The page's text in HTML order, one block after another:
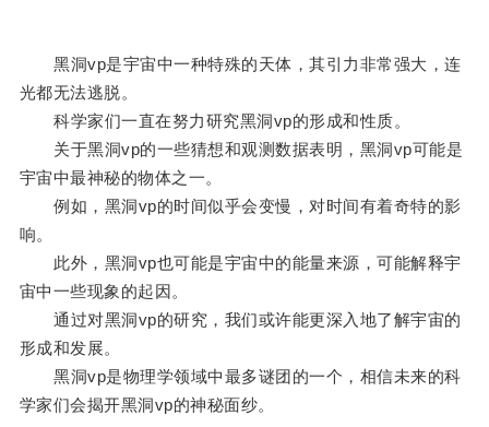
黑洞vp是宇宙中一种特殊的天体，其引力非常强大，连
光都无法逃脱。
科学家们一直在努力研究黑洞vp的形成和性质。
关于黑洞vp的一些猜想和观测数据表明，黑洞vp可能是
宇宙中最神秘的物体之一。
例如，黑洞vp的时间似乎会变慢，对时间有着奇特的影
响。
此外，黑洞vp也可能是宇宙中的能量来源，可能解释宇
宙中一些现象的起因。
通过对黑洞vp的研究，我们或许能更深入地了解宇宙的
形成和发展。
黑洞vp是物理学领域中最多谜团的一个，相信未来的科
学家们会揭开黑洞vp的神秘面纱。